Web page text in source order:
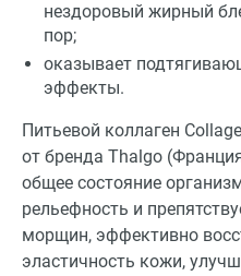
нездоровый жирный
пор;
оказывает
эффекты.
Питьевой коллаген
от бренда Thalgo
общее состояние
рельефность и
морщин, эффективно
эластичность кожи,